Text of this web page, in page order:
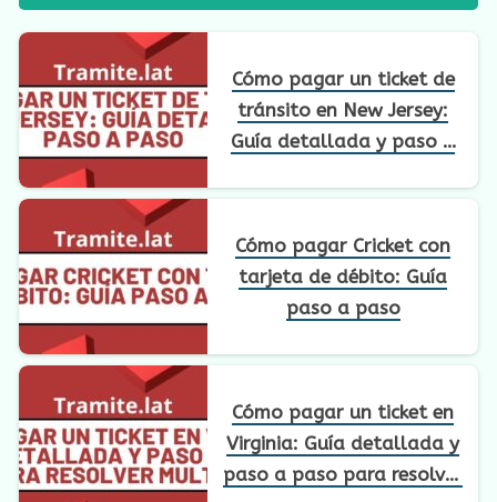
Cómo pagar un ticket de
tránsito en New Jersey:
Guía detallada y paso a
Cómo pagar Cricket con
tarjeta de débito: Guía
paso a paso
Cómo pagar un ticket en
Virginia: Guía detallada y
paso a paso para resolver